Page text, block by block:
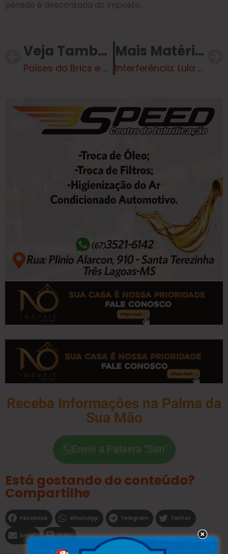
pensão é descontada do imposto.
Veja Também
Países do Brics e até Mercosul ignoram Lula e não aparecem na cúpula da COP30
Mais Matérias
Interferência: Lula deu bronca em Motta contra relatoria de Derrite
Receba Informações na Palma da
Sua Mão
Envie a Palavra "Sim"
Está gostando do conteúdo?
Compartilhe
Facebook WhatsApp Telegram Twitter
Email Print